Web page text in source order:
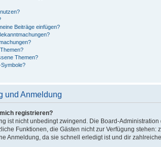
Beiträge einfügen?
Themen?
und Anmeldung
registrieren?
ist nicht unbedingt zwingend. Die Board-
Funktionen, die Gästen nicht zur Verfügung
Anmeldung, da sie schnell erledigt ist und dir